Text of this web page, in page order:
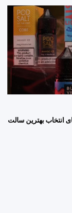
انتخاب بهترین سالت